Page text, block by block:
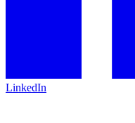
LinkedIn